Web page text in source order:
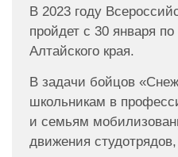
В 2023 году
пройдет с 30 января
Алтайского края.
В задачи бойцов
школьникам в
и семьям
движения